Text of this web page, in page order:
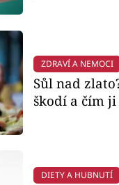
ZDRAVÍ A NEMOCI
Sůl nad
škodí a čím
DIETY A HUBNUTÍ